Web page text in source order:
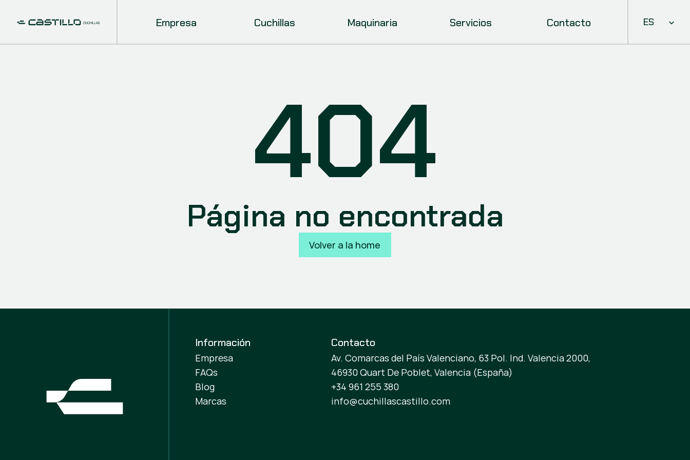
Empresa Cuchillas Maquinaria Servicios Contacto Select
ES
404
Página no encontrada
Volver a la home
Información
Empresa
FAQs
Blog
Marcas
Contacto
Av. Comarcas del País Valenciano, 63 Pol. Ind. Valencia 2000,
46930 Quart De Poblet, Valencia (España)
+34 961 255 380
info@cuchillascastillo.com